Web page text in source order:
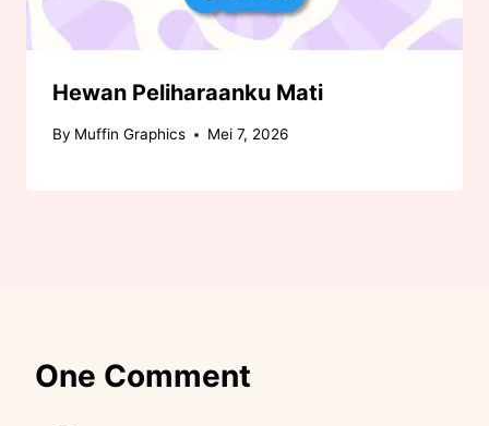
Hewan Peliharaanku Mati
By Muffin Graphics Mei 7, 2026
One Comment